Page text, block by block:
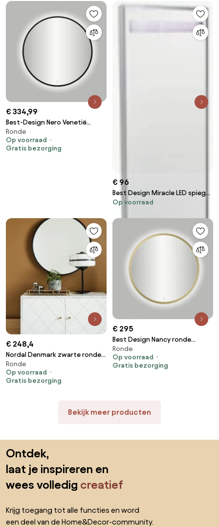
€ 334,99
Best-Design Nero Venetië
ronde spiegel zwart incl. LED
verlichting Ø 80 cm
Ronde
Op voorraad
Gratis bezorging
€ 96
Best Design Miracle LED spiegel
25x90cm tbv. Toiletfontein
Op voorraad
€ 248,4
Nordal Denmark zwarte ronde
spiegel 80cm
Ronde
Op voorraad
Gratis bezorging
€ 295
Best Design Nancy ronde
spiegel mat goud incl. LED-
verlichting Ø 60 cm
Ronde
Op voorraad
Gratis bezorging
Bekijk meer producten
Ontdek,
laat je inspireren en
wees volledig creatief
Krijg toegang tot alle functies en word
een deel van de Home&Decor-community.